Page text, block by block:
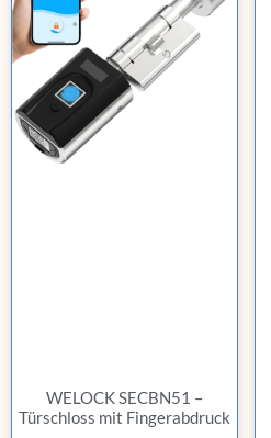
WELOCK SECBN51 –
Türschloss mit Fingerabdruck